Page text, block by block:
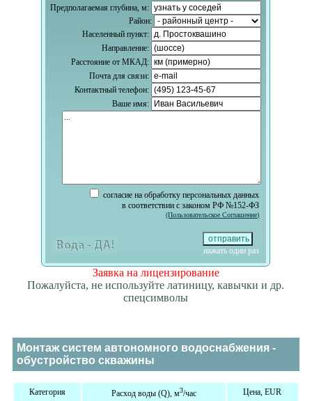
Предполагаемая глубина, м:
Район:
Населенный пункт:
Направление:
Расстояние от МКАД:
Почта для связи:
Контактный телефон:
Ваше имя:
согласие на обработку персональных данных
в соответствии с законом РФ №152-ФЗ
(Пользовательское Соглашение)
нажать один раз
Заявка на лицензирование
Пожалуйста, не используйте латиницу, кавычки и др.
спецсимволы
Монтаж систем автономного водоснабжения -
обустройство скважины
Категория Расход воды (Q), м3/час Цена, EUR